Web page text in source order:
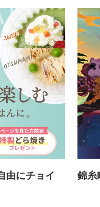
由にチョイ
錦糸